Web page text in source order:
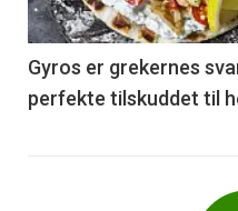
-
6
Gyros er grekernes
perfekte tilskuddet til